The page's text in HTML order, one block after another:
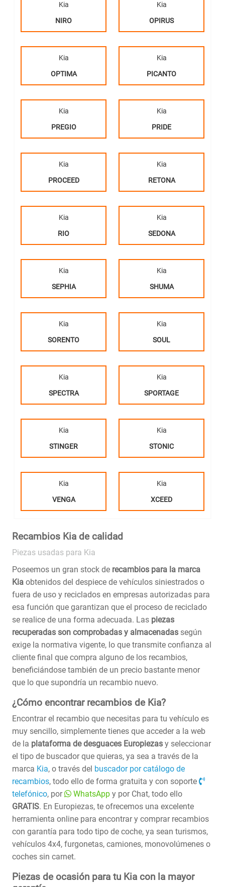
Kia
NIRO
Kia
OPIRUS
Kia
OPTIMA
Kia
PICANTO
Kia
PREGIO
Kia
PRIDE
Kia
PROCEED
Kia
RETONA
Kia
RIO
Kia
SEDONA
Kia
SEPHIA
Kia
SHUMA
Kia
SORENTO
Kia
SOUL
Kia
SPECTRA
Kia
SPORTAGE
Kia
STINGER
Kia
STONIC
Kia
VENGA
Kia
XCEED
Recambios Kia de calidad
Piezas usadas para Kia
Poseemos un gran stock de recambios para la marca
Kia obtenidos del despiece de vehículos siniestrados o
fuera de uso y reciclados en empresas autorizadas para
esa función que garantizan que el proceso de reciclado
se realice de una forma adecuada. Las piezas
recuperadas son comprobadas y almacenadas según
exige la normativa vigente, lo que transmite confianza al
cliente final que compra alguno de los recambios,
beneficiándose también de un precio bastante menor
que lo que supondría un recambio nuevo.
¿Cómo encontrar recambios de Kia?
Encontrar el recambio que necesitas para tu vehículo es
muy sencillo, simplemente tienes que acceder a la web
de la plataforma de desguaces Europiezas y seleccionar
el tipo de buscador que quieras, ya sea a través de la
marca Kia, o través del buscador por catálogo de
recambios, todo ello de forma gratuita y con soporte
telefónico, por WhatsApp y por Chat, todo ello
GRATIS. En Europiezas, te ofrecemos una excelente
herramienta online para encontrar y comprar recambios
con garantía para todo tipo de coche, ya sean turismos,
vehículos 4x4, furgonetas, camiones, monovolúmenes o
coches sin carnet.
Piezas de ocasión para tu Kia con la mayor